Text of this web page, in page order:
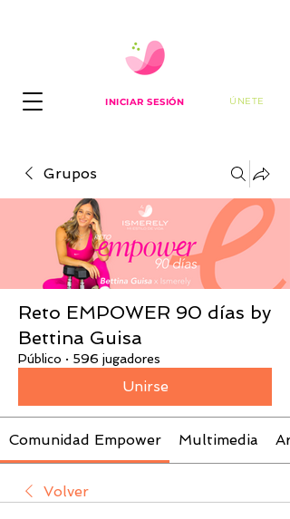
INICIAR SESIÓN ÚNETE
Grupos
Reto EMPOWER 90 días by
Bettina Guisa
Público · 596 jugadores
Unirse
Comunidad Empower Multimedia
Volver